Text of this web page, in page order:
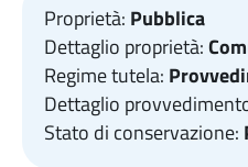
Proprietà: Pubblica
Dettaglio proprietà:
Regime tutela:
Dettaglio
Stato di conservazione: